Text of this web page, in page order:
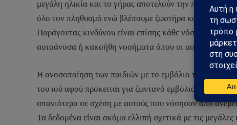
μεγάλη ηλικία και το γήρας αποτελούν την πρώτη και
όλο τον πληθυσμό ενώ βλέπουμε ζωστήρα και σε
Παράγοντας κινδύνου είναι επίσης κάθε νόσημα που
αυτοάνοσα ή κακοήθη νοσήματα όπου οι ασθενείς
Η ανοσοποίηση των παιδιών με το εμβόλιο της
του ιού αφού πρόκειται για ζωντανό εμβόλιο, ωστόσο
σπανιότερα σε σχέση με αυτούς που νόσησαν από
Τα δεδομένα είναι ακόμα ελλιπή σχετικά με τις